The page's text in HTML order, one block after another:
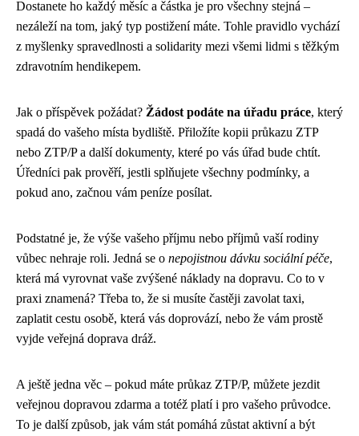
Dostanete ho každý měsíc a částka je pro všechny stejná –
nezáleží na tom, jaký typ postižení máte. Tohle pravidlo vychází
z myšlenky spravedlnosti a solidarity mezi všemi lidmi s těžkým
zdravotním hendikepem.
Jak o příspěvek požádat? Žádost podáte na úřadu práce, který
spadá do vašeho místa bydliště. Přiložíte kopii průkazu ZTP
nebo ZTP/P a další dokumenty, které po vás úřad bude chtít.
Úředníci pak prověří, jestli splňujete všechny podmínky, a
pokud ano, začnou vám peníze posílat.
Podstatné je, že výše vašeho příjmu nebo příjmů vaší rodiny
vůbec nehraje roli. Jedná se o nepojistnou dávku sociální péče,
která má vyrovnat vaše zvýšené náklady na dopravu. Co to v
praxi znamená? Třeba to, že si musíte častěji zavolat taxi,
zaplatit cestu osobě, která vás doprovází, nebo že vám prostě
vyjde veřejná doprava dráž.
A ještě jedna věc – pokud máte průkaz ZTP/P, můžete jezdit
veřejnou dopravou zdarma a totéž platí i pro vašeho průvodce.
To je další způsob, jak vám stát pomáhá zůstat aktivní a být